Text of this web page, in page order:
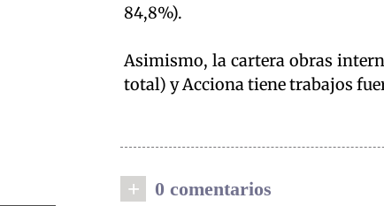
84,8%).
Asimismo, la cartera obras
total) y Acciona tiene trabajos
+ 0 comentarios